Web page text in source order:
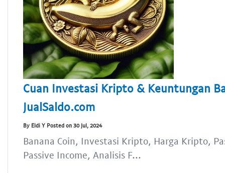
Cuan Investasi Kripto & Keuntungan
JualSaldo.com
By Eldi Y Posted on 30 Jul, 2024
Banana Coin, Investasi Kripto, Harga Kripto,
Passive Income, Analisis F...